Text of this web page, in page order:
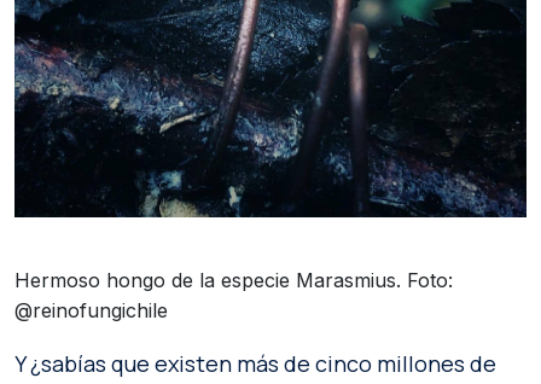
Hermoso hongo de la especie Marasmius. Foto:
@reinofungichile
Y ¿sabías que existen más de cinco millones de